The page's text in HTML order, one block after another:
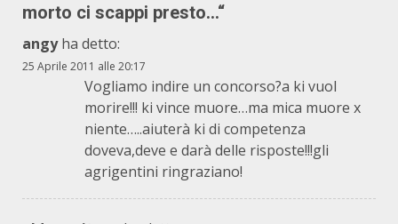
morto ci scappi presto…“
angy ha detto:
25 Aprile 2011 alle 20:17
Vogliamo indire un concorso?a ki vuol
morire!!! ki vince muore…ma mica muore x
niente…..aiuterà ki di competenza
doveva,deve e darà delle risposte!!!gli
agrigentini ringraziano!